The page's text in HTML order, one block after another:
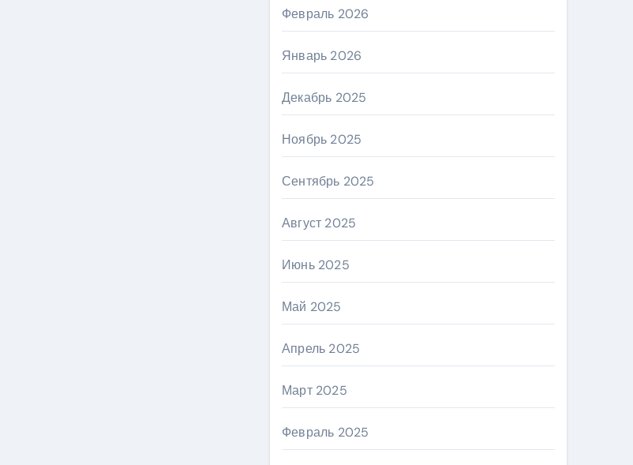
Февраль 2026
Январь 2026
Декабрь 2025
Ноябрь 2025
Сентябрь 2025
Август 2025
Июнь 2025
Май 2025
Апрель 2025
Март 2025
Февраль 2025